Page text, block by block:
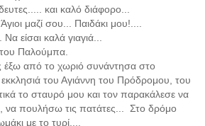
και καλό διάφορο...
μαζί σου... Παιδάκι μου!....
είσαι καλά γιαγιά...
Παλούμπα.
έξω από το χωριό συνάντησα στο
εκκλησιά του Αγιάννη του Πρόδρομου, του
το σταυρό μου και τον παρακάλεσε να
να πουλήσω τις πατάτες... Στο δρόμο
με το τυρί....